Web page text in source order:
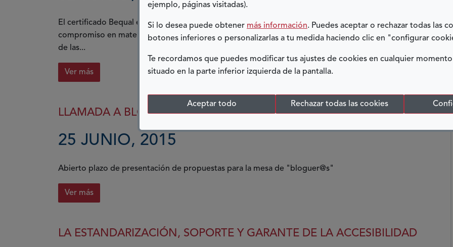
ejemplo, páginas visitadas).
Si lo desea puede obtener más información. Puedes aceptar o rechazar todas las
botones inferiores o personalizarlas a tu medida haciendo clic en "configurar
Te recordamos que puedes modificar tus ajustes de cookies en cualquier
situado en la parte inferior izquierda de la pantalla.
Aceptar todo Rechazar todas las cookies
El certificado Bequal es una fórmula de evaluación por un tercero, que determina el grado de
compromiso en materia de Responsabilidad Social Empresarial y Discapacidad en áreas esenciales
de las...
Ver más
LLAMADA A BLOGUEROS!
25 JUNIO, 2015
Abierto plazo de presentación de propuestas para la mesa de "bloguer@s"
Ver más
LA ESTANDARIZACIÓN, SOPORTE Y GARANTE DE LA ACCESIBILIDAD